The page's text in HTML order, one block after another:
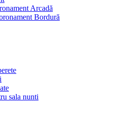
Arcadă
Bordură
sala nunti